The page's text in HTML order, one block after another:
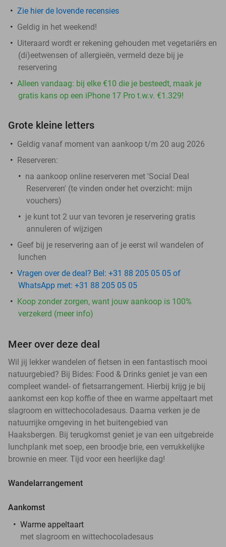
Zie hier de lovende recensies
Geldig in het weekend!
Uiteraard wordt er rekening gehouden met vegetariërs en
(di)eetwensen of allergieën, vermeld deze bij je
reservering
Alleen vandaag: bij elke €10 die je besteedt, maak je
gratis kans op een iPhone 17 Pro t.w.v. €1.329!
Grote kleine letters
Geldig vanaf moment van aankoop t/m 20 aug 2026
Reserveren:
na aankoop online reserveren met 'Social Deal
Reserveren' (te vinden onder het overzicht: mijn
vouchers)
je kunt tot 2 uur van tevoren je reservering gratis
annuleren of wijzigen
Geef bij je reservering aan of je eerst wil wandelen of
lunchen
Vragen over de deal? Bel: +31 88 205 05 05 of
WhatsApp met: +31 88 205 05 05
Koop zonder zorgen, want jouw aankoop is 100%
verzekerd (meer info)
Meer over deze deal
Wil jij lekker wandelen of fietsen in een fantastisch mooi
natuurgebied? Bij Bides: Food & Drinks geniet je van een
compleet wandel- of fietsarrangement. Hierbij krijg je bij
aankomst een kop koffie of thee en warme appeltaart met
slagroom en wittechocoladesaus. Daarna verken je de
natuurrijke omgeving in het buitengebied van
Haaksbergen. Bij terugkomst geniet je van een uitgebreide
lunchplank met soep, een broodje brie, een verrukkelijke
brownie en meer. Tijd voor een heerlijke dag!
Wandelarrangement
Aankomst
Warme appeltaart
met slagroom en wittechocoladesaus